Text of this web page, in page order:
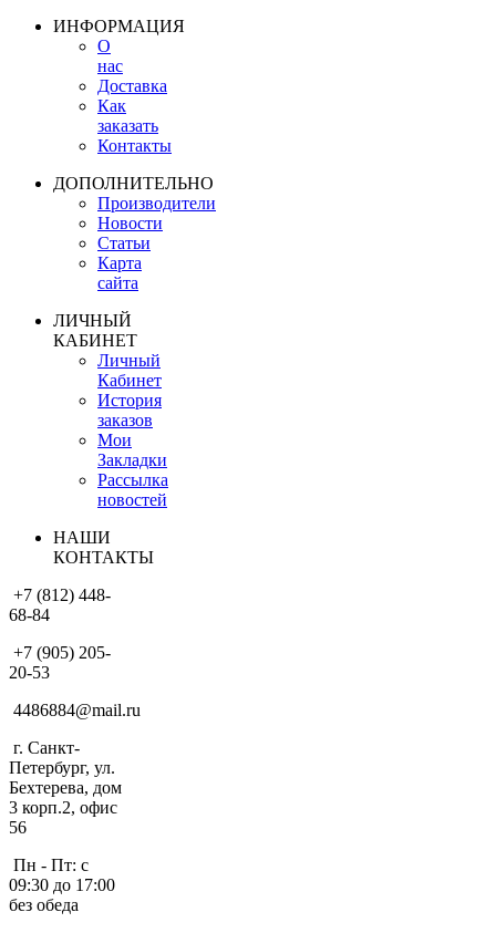
ИНФОРМАЦИЯ
О
нас
Доставка
Как
заказать
Контакты
ДОПОЛНИТЕЛЬНО
Производители
Новости
Статьи
Карта
сайта
ЛИЧНЫЙ
КАБИНЕТ
Личный
Кабинет
История
заказов
Мои
Закладки
Рассылка
новостей
НАШИ
КОНТАКТЫ
+7 (812) 448-
68-84
+7 (905) 205-
20-53
4486884@mail.ru
г. Санкт-
Петербург, ул.
Бехтерева, дом
3 корп.2, офис
56
Пн - Пт: с
09:30 до 17:00
без обеда